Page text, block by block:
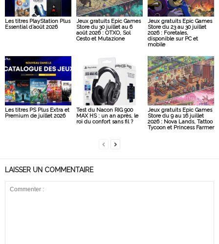
Les titres PlayStation Plus
Essential d’août 2026
Jeux gratuits Epic Games
Store du 30 juillet au 6
août 2026 : OTXO, Sol
Cesto et Mutazione
Jeux gratuits Epic Games
Store du 23 au 30 juillet
2026 : Foretales,
disponible sur PC et
mobile
Les titres PS Plus Extra et
Premium de juillet 2026
Test du Nacon RIG 900
MAX HS : un an après, le
roi du confort sans fil ?
Jeux gratuits Epic Games
Store du 9 au 16 juillet
2026 : Nova Lands, Tattoo
Tycoon et Princess Farmer
LAISSER UN COMMENTAIRE